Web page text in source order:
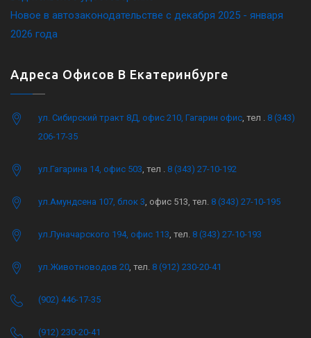
Новое в автозаконодательстве с декабря 2025 - января
2026 года
Адреса Офисов В Екатеринбурге
ул. Сибирский тракт 8Д, офис 210, Гагарин офис , тел . 8 (343)
206-17-35
ул.Гагарина 14, офис 503 , тел . 8 (343) 27-10-192
ул.Амундсена 107, блок 3 , офис 513, тел. 8 (343) 27-10-195
ул.Луначарского 194, офис 113 , тел. 8 (343) 27-10-193
ул.Животноводов 20 , тел. 8 (912) 230-20-41
(902) 446-17-35
(912) 230-20-41